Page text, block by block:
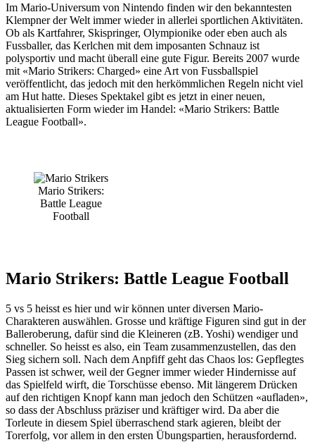
Im Mario-Universum von Nintendo finden wir den bekanntesten
Klempner der Welt immer wieder in allerlei sportlichen Aktivitäten.
Ob als Kartfahrer, Skispringer, Olympionike oder eben auch als
Fussballer, das Kerlchen mit dem imposanten Schnauz ist
polysportiv und macht überall eine gute Figur. Bereits 2007 wurde
mit «Mario Strikers: Charged» eine Art von Fussballspiel
veröffentlicht, das jedoch mit den herkömmlichen Regeln nicht viel
am Hut hatte. Dieses Spektakel gibt es jetzt in einer neuen,
aktualisierten Form wieder im Handel: «Mario Strikers: Battle
League Football».
Mario Strikers:
Battle League
Football
Mario Strikers: Battle League Football
5 vs 5 heisst es hier und wir können unter diversen Mario-
Charakteren auswählen. Grosse und kräftige Figuren sind gut in der
Balleroberung, dafür sind die Kleineren (zB. Yoshi) wendiger und
schneller. So heisst es also, ein Team zusammenzustellen, das den
Sieg sichern soll. Nach dem Anpfiff geht das Chaos los: Gepflegtes
Passen ist schwer, weil der Gegner immer wieder Hindernisse auf
das Spielfeld wirft, die Torschüsse ebenso. Mit längerem Drücken
auf den richtigen Knopf kann man jedoch den Schützen «aufladen»,
so dass der Abschluss präziser und kräftiger wird. Da aber die
Torleute in diesem Spiel überraschend stark agieren, bleibt der
Torerfolg, vor allem in den ersten Übungspartien, herausfordernd.